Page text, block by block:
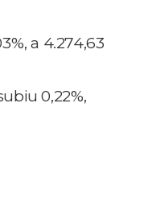
a 4.274,63
0,22%,